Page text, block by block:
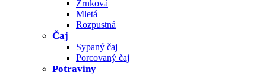
Zrnková
Mletá
Rozpustná
Čaj
Sypaný čaj
Porcovaný čaj
Potraviny